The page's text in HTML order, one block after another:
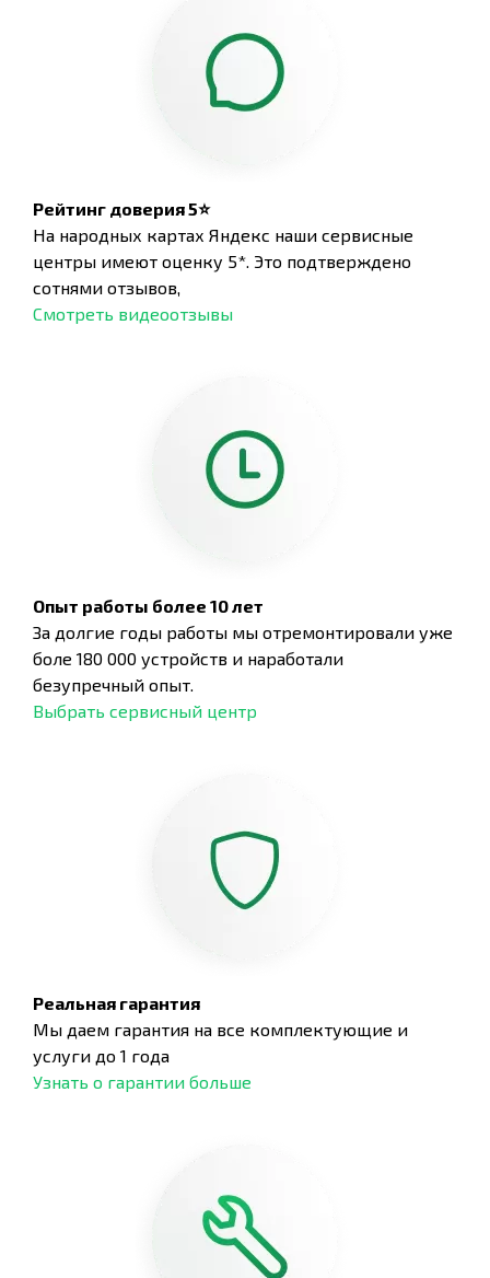
Рейтинг доверия 5⭐
На народных картах Яндекс наши сервисные
центры имеют оценку 5*. Это подтверждено
сотнями отзывов,
Смотреть видеоотзывы
Опыт работы более 10 лет
За долгие годы работы мы отремонтировали уже
боле 180 000 устройств и наработали
безупречный опыт.
Выбрать сервисный центр
Реальная гарантия
Мы даем гарантия на все комплектующие и
услуги до 1 года
Узнать о гарантии больше